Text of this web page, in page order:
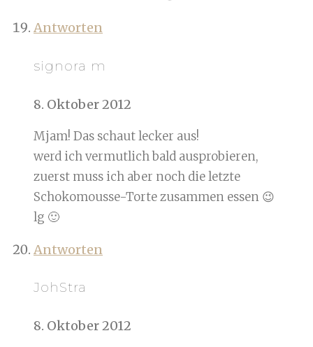
Antworten
signora m
8. Oktober 2012
Mjam! Das schaut lecker aus!
werd ich vermutlich bald ausprobieren,
zuerst muss ich aber noch die letzte
Schokomousse-Torte zusammen essen 😉
lg 🙂
Antworten
JohStra
8. Oktober 2012